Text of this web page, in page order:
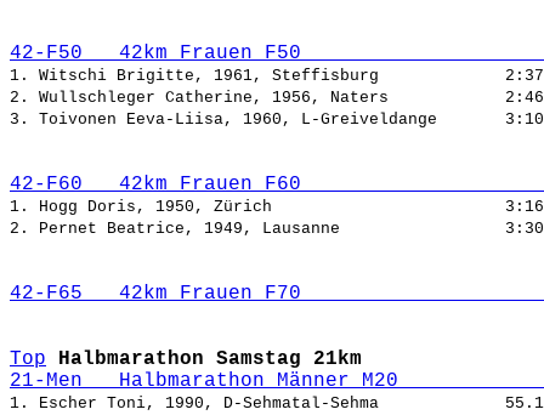
42-F50   42km Frauen F50
1. Witschi Brigitte, 1961, Steffisburg
2. Wullschleger Catherine, 1956, Naters
3. Toivonen Eeva-Liisa, 1960, L-Greiveldange
42-F60   42km Frauen F60
1. Hogg Doris, 1950, Zürich
2. Pernet Beatrice, 1949, Lausanne
42-F65   42km Frauen F70
Top
Halbmarathon Samstag 21km
21-Men   Halbmarathon Männer M20
1. Escher Toni, 1990, D-Sehmatal-Sehma